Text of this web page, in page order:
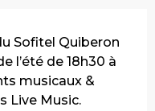
Sofitel Quiberon
l’été de 18h30 à
musicaux &
Live Music.